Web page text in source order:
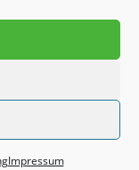
Impressum
Sie unsere